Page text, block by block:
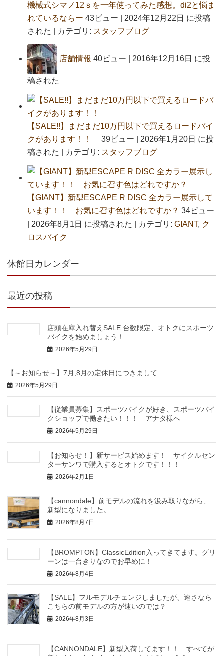
機械式シマノ12ｓを一年使ってみた感想。di2と悩ま
れているならー 43ビュー
2024年12月22日 に投稿
された
カテゴリ: スタッフブログ
店舗情報 40ビュー 2016年12月16日 に投
稿された
【SALE!!】まだまだ10万円以下で買えるロードバイ
クがあります！！
39ビュー
2026年1月20日 に投
稿された
カテゴリ: スタッフブログ
【GIANT】新型ESCAPE R DISC 全カラー展示して
います！！ お気に召す色はどれですか？ 34ビュー
2026年8月1日 に投稿された カテゴリ: GIANT, ク
ロスバイク
休館日カレンダー
最近の投稿
店頭在庫入れ替えSALE 台数限定、オトクにスポーツ
バイクを始めましょう！
2026年5月29日
【～お知らせ～】7月,8月の定休日につきまして
2026年5月29日
【従業員募集】スポーツバイクが好き、スポーツバイ
クショップで働きたい！！！ アナタ様へ
2026年5月29日
【お知らせ！】新サービス始めます！ サイクルセン
ターサンワで購入するとオトクです！！！
2026年2月1日
【cannondale】前モデルの流れを汲み取りながら、
新型になりました。
2026年8月7日
【BROMPTON】ClassicEdition入ってきてます。グリ
ーンは一台きりなのでお早めに！
2026年8月4日
【SALE】フルモデルチェンジしましたが、速さなら
こちらの前モデルの方が速いのでは？
2026年8月3日
【CANNONDALE】新型入荷してます！！ すべてが